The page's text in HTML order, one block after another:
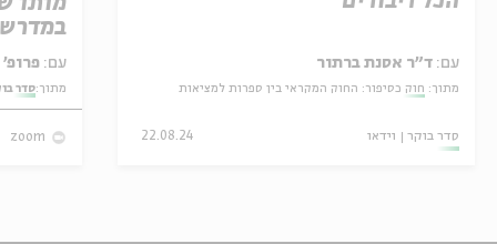
עם: ד"ר אסנת ברתור
מתוך: חוק כסיפור: החוק המקראי בין ספרות למציאות
סדר בוקר וידאו 22.08.24
עם: פרופ' אביגדור שנאן
מתוך:סדר
zoom